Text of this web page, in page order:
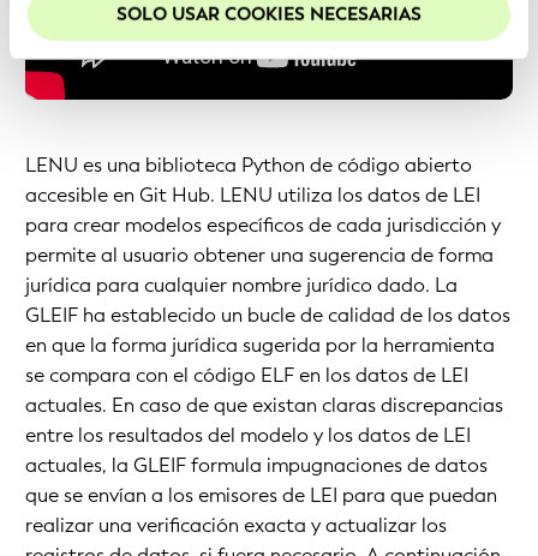
SOLO USAR COOKIES NECESARIAS
LENU es una biblioteca Python de código abierto
accesible en Git Hub. LENU utiliza los datos de LEI
para crear modelos específicos de cada jurisdicción y
permite al usuario obtener una sugerencia de forma
jurídica para cualquier nombre jurídico dado. La
GLEIF ha establecido un bucle de calidad de los datos
en que la forma jurídica sugerida por la herramienta
se compara con el código ELF en los datos de LEI
actuales. En caso de que existan claras discrepancias
entre los resultados del modelo y los datos de LEI
actuales, la GLEIF formula impugnaciones de datos
que se envían a los emisores de LEI para que puedan
realizar una verificación exacta y actualizar los